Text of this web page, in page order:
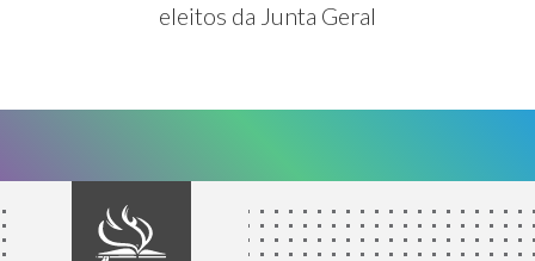
eleitos da Junta Geral